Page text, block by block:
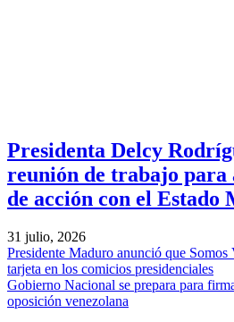
Presidenta Delcy
reunión de trabajo para
de acción con el
31 julio, 2026
Presidente Maduro anunció que Somos
tarjeta en los comicios presidenciales
Gobierno Nacional se prepara para
oposición venezolana